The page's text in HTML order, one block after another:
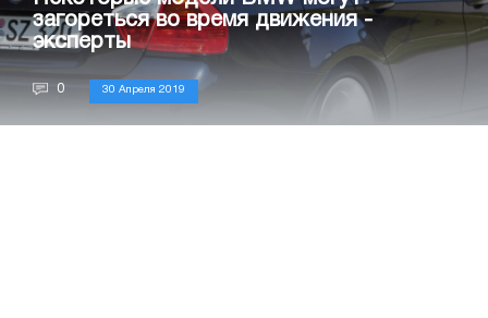
загореться во время движения -
эксперты
0 30 Апреля 2019